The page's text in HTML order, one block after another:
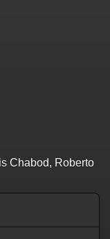
Chabod, Roberto